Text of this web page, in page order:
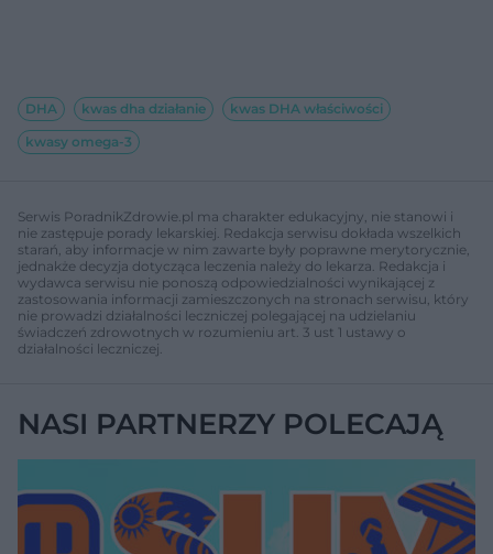
DHA kwas dha działanie
kwas DHA właściwości
kwasy omega-3
Serwis PoradnikZdrowie.pl ma charakter edukacyjny, nie stanowi i
nie zastępuje porady lekarskiej. Redakcja serwisu dokłada wszelkich
starań, aby informacje w nim zawarte były poprawne merytorycznie,
jednakże decyzja dotycząca leczenia należy do lekarza. Redakcja i
wydawca serwisu nie ponoszą odpowiedzialności wynikającej z
zastosowania informacji zamieszczonych na stronach serwisu, który
nie prowadzi działalności leczniczej polegającej na udzielaniu
świadczeń zdrowotnych w rozumieniu art. 3 ust 1 ustawy o
działalności leczniczej.
NASI PARTNERZY POLECAJĄ